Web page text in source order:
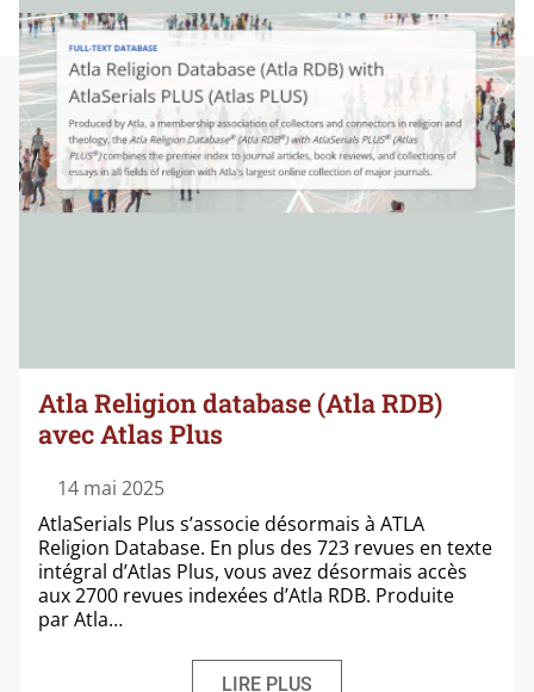
Atla Religion database (Atla RDB)
avec Atlas Plus
14 mai 2025
AtlaSerials Plus s’as­so­cie désor­mais à ATLA
Religion Database. En plus des 723 revues en texte
inté­gral d’Atlas Plus, vous avez désor­mais accès
aux 2700 revues indexées d’Atla RDB. Produite
par Atla…
LIRE PLUS